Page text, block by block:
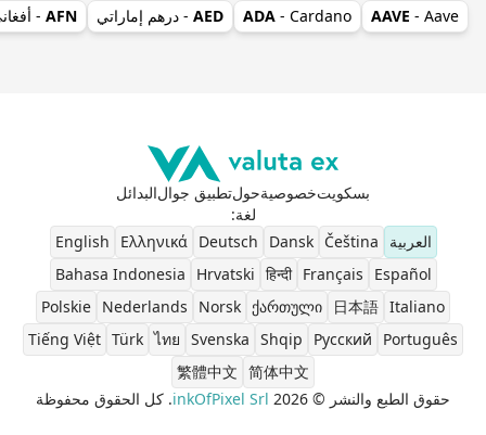
AAVE - Aave
ADA - Cardano
AED - درهم إماراتي AFN
-
بسكويتخصوصيةحولتطبيق جوالالبدائل
لغة:
العربية
Čeština
Dansk
Deutsch
Ελληνικά
English
Español
Français
हिन्दी
Hrvatski
Bahasa Indonesia
Italiano
日本語
ქართული
Norsk
Nederlands
Polskie
Português
Pусский
Shqip
Svenska
ไทย
Türk
Tiếng Việt
简体中文
繁體中文
حقوق الطبع والنشر © 2026
inkOfPixel Srl. كل الحقوق محفوظة